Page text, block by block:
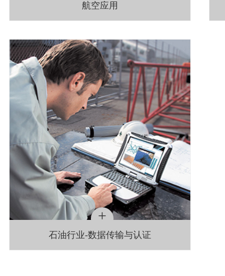
航空应用
+
石油行业-数据传输与认证